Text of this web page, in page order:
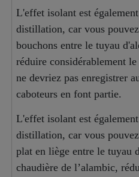
L'effet isolant est
distillation, car vous
bouchons entre le tuyau
réduire considérablement
ne devriez pas enregistrer
caboteurs en font partie.
L'effet isolant est
distillation, car vous
plat en liège entre le tuyau
chaudière de l’alambic,